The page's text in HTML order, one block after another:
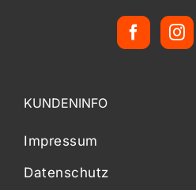
KUNDENINFO
Impressum
Datenschutz